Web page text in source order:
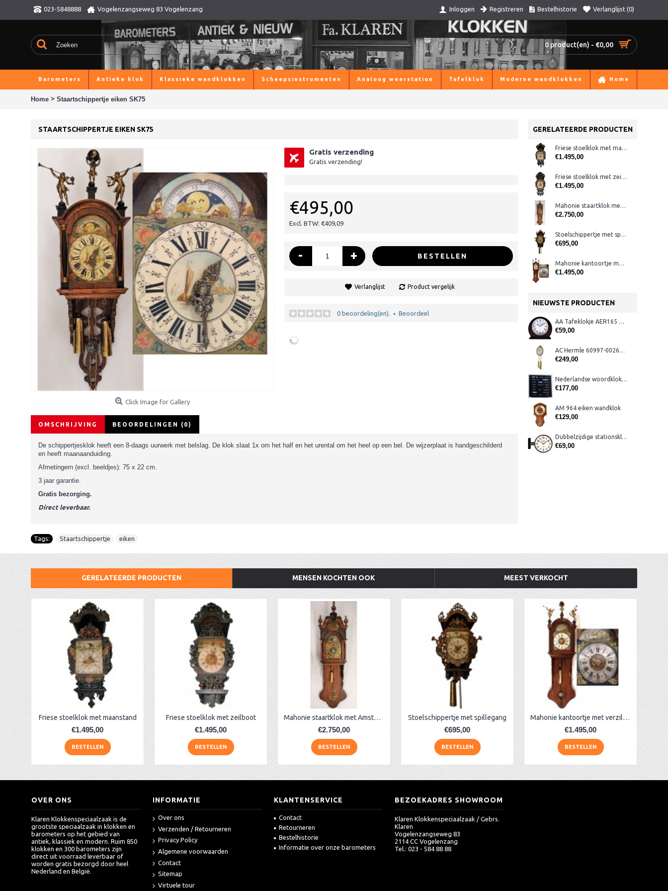
023-5848888 Vogelenzangseweg 83 Vogelenzang Inloggen Registreren Bestelhistorie Verlanglijst (0)
0 product(en) - €0,00
Barometers Antieke klok Klassieke wandklokken Scheepsinstrumenten Analoog weerstation Tafelklok Moderne wandklokken Home
Home > Staartschippertje eiken SK75
GERELATEERDE PRODUCTEN
Friese stoelklok met maanstand
€1.495,00
Friese stoelklok met zeilboot
€1.495,00
Mahonie staartklok met Amsterdamse kap
€2.750,00
Stoelschippertje met spillegang
€695,00
Mahonie kantoortje met verziliverde cijferring
€1.495,00
NIEUWSTE PRODUCTEN
AA Tafeklokje AER165 noten
€59,00
AC Hermle 60997-00261 wandklok
€249,00
Nederlandse woordklok zwart AMS 1265
€177,00
AM 964 eiken wandklok
€129,00
Dubbelzijdige stationsklok metaal 1879
€69,00
STAARTSCHIPPERTJE EIKEN SK75
Click Image for Gallery
Gratis verzending
Gratis verzending!
€495,00
Excl. BTW: €409,09
- + BESTELLEN
Verlanglijst Product vergelijk
0 beoordeling(en). • Beoordeel
OMSCHRIJVING BEOORDELINGEN (0)
De schippertjesklok heeft een 8-daags uurwerk met belslag. De klok slaat 1x om het half en het urental om het heel op een bel. De wijzerplaat is handgeschilderd
en heeft maanaanduiding.
Afmetingern (excl. beeldjes): 75 x 22 cm.
3 jaar garantie.
Gratis bezorging.
Direct leverbaar.
Tags: Staartschippertje eiken
GERELATEERDE PRODUCTEN MENSEN KOCHTEN OOK MEEST VERKOCHT
Friese stoelklok met maanstand
€1.495,00
BESTELLEN
Friese stoelklok met zeilboot
€1.495,00
BESTELLEN
Mahonie staartklok met Amsterdamse kap
€2.750,00
BESTELLEN
Stoelschippertje met spillegang
€695,00
BESTELLEN
Mahonie kantoortje met verziliverde cijferring
€1.495,00
BESTELLEN
OVER ONS
Klaren Klokkenspeciaalzaak is de
grootste speciaalzaak in klokken en
barometers op het gebied van
antiek, klassiek en modern. Ruim 850
klokken en 300 barometers zijn
direct uit voorraad leverbaar of
worden gratis bezorgd door heel
Nederland en België.
INFORMATIE
Over ons
Verzenden / Retourneren
Privacy Policy
Algemene voorwaarden
Contact
Sitemap
Virtuele tour
KLANTENSERVICE
Contact
Retourneren
Bestelhistorie
Informatie over onze barometers
BEZOEKADRES SHOWROOM
Klaren Klokkenspeciaalzaak / Gebrs.
Klaren
Vogelenzangseweg 83
2114 CC Vogelenzang
Tel.: 023 - 584 88 88